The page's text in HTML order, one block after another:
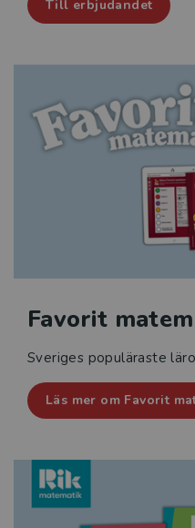
Till erbjudandet
Favorit
Sveriges populäraste
Läs mer om Favorit